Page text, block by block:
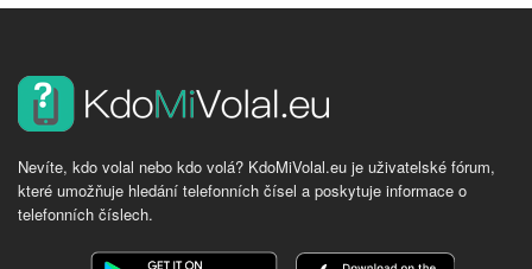
Nevíte, kdo volal nebo kdo volá? KdoMiVolal.eu je uživatelské fórum,
které umožňuje hledání telefonních čísel a poskytuje informace o
telefonních číslech.